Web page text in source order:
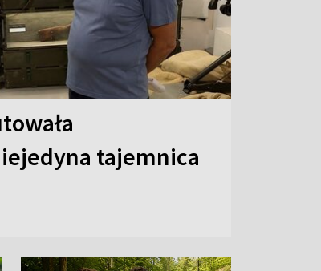
tajemnica